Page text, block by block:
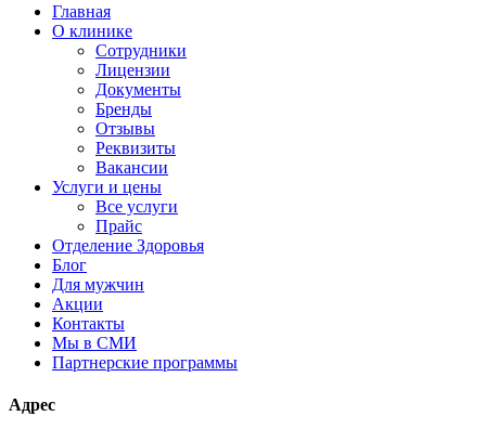
Главная
О клинике
Сотрудники
Лицензии
Документы
Бренды
Отзывы
Реквизиты
Вакансии
Услуги и цены
Все услуги
Прайс
Отделение Здоровья
Блог
Для мужчин
Акции
Контакты
Мы в СМИ
Партнерские программы
Адрес